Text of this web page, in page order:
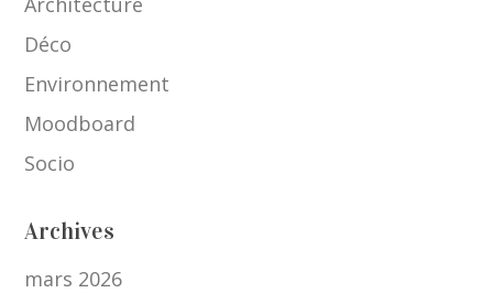
Déco
Environnement
Moodboard
Socio
Archives
mars 2026